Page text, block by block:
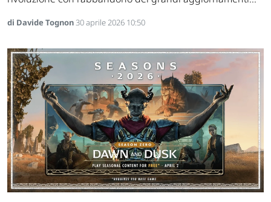
di Davide Tognon30 aprile 2026 10:50